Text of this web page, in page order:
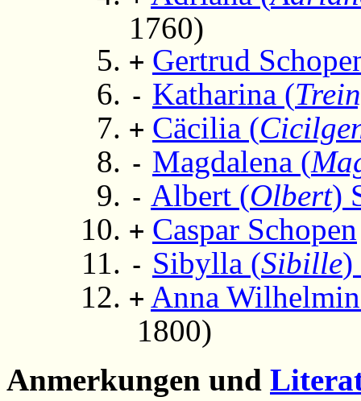
1760)
+ Gertrud
- Katharina (
+ Cäcilia (
- Magdalena (
- Albert (Olbert)
+ Caspar Schopen
- Sibylla (Sibille)
+ Anna
1800)
Anmerkungen und